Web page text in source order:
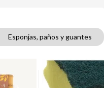
Esponjas, paños y guantes
Aerosoles y ambientadores
Limpiadores de baño